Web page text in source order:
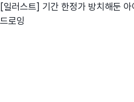
[일러스트] 기간 한정가 방치해둔
드로잉